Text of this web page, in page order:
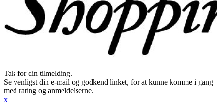
Tak for din tilmelding.
Se venligst din e-mail og godkend linket, for at kunne komme i gang
med rating og anmeldelserne.
x